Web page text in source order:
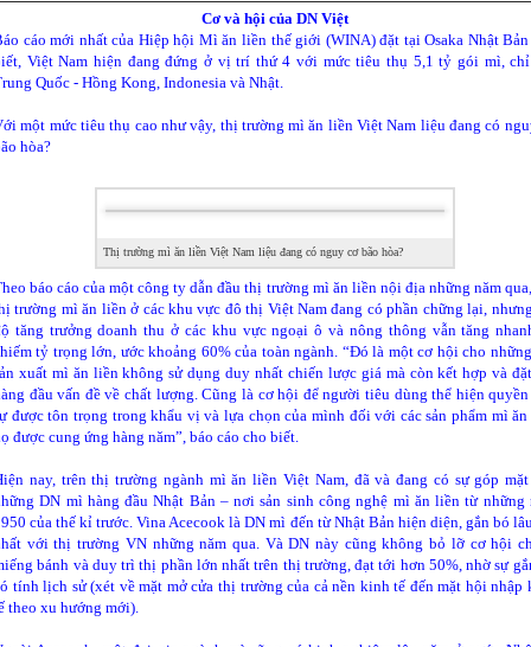
Cơ và hội của DN Việt
cáo mới nhất của Hiệp hội Mì ăn liền thế giới (WINA) đặt tại Osaka Nhật Bản
Việt Nam hiện đang đứng ở vị trí thứ 4 với mức tiêu thụ 5,1 tỷ gói mì, chỉ
Quốc - Hồng Kong, Indonesia và Nhật.
một mức tiêu thụ cao như vậy, thị trường mì ăn liền Việt Nam liệu đang có
hòa?
Thị trường mì ăn liền Việt Nam liệu đang có nguy cơ bão hòa?
báo cáo của một công ty dẫn đầu thị trường mì ăn liền nội địa những năm
trường mì ăn liền ở các khu vực đô thị Việt Nam đang có phần chững lại,
tăng trưởng doanh thu ở các khu vực ngoại ô và nông thông vẫn tăng
tỷ trọng lớn, ước khoảng 60% của toàn ngành. “Đó là một cơ hội cho
xuất mì ăn liền không sử dụng duy nhất chiến lược giá mà còn kết hợp và
đầu vấn đề về chất lượng. Cũng là cơ hội để người tiêu dùng thể hiện
được tôn trọng trong khẩu vị và lựa chọn của mình đối với các sản phẩm mì
được cung ứng hàng năm”, báo cáo cho biết.
nay, trên thị trường ngành mì ăn liền Việt Nam, đã và đang có sự góp
DN mì hàng đầu Nhật Bản – nơi sản sinh công nghệ mì ăn liền từ những
của thế kỉ trước. Vina Acecook là DN mì đến từ Nhật Bản hiện diện, gắn bó
với thị trường VN những năm qua. Và DN này cũng không bỏ lỡ cơ hội
bánh và duy trì thị phần lớn nhất trên thị trường, đạt tới hơn 50%, nhờ sự
tính lịch sử (xét về mặt mở cửa thị trường của cả nền kinh tế đến mặt hội nhập
theo xu hướng mới).
bắt đầu từ những thứ, những cột mốc nhỏ nhất. Mình từng làm
và kinh nghiệm cũng như sự dạn dĩ, mình mới thật sự tự tin làm
USD và 1-2 triệu USD... Một triệu đô 10 năm trước với chính